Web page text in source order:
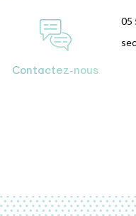
Contactez-nous
05